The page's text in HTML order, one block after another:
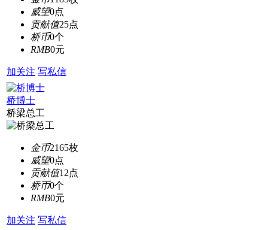
威望0点
贡献值25点
桥币0个
RMB0元
加关注 写私信
桥博士
桥梁总工
金币2165枚
威望0点
贡献值12点
桥币0个
RMB0元
加关注 写私信